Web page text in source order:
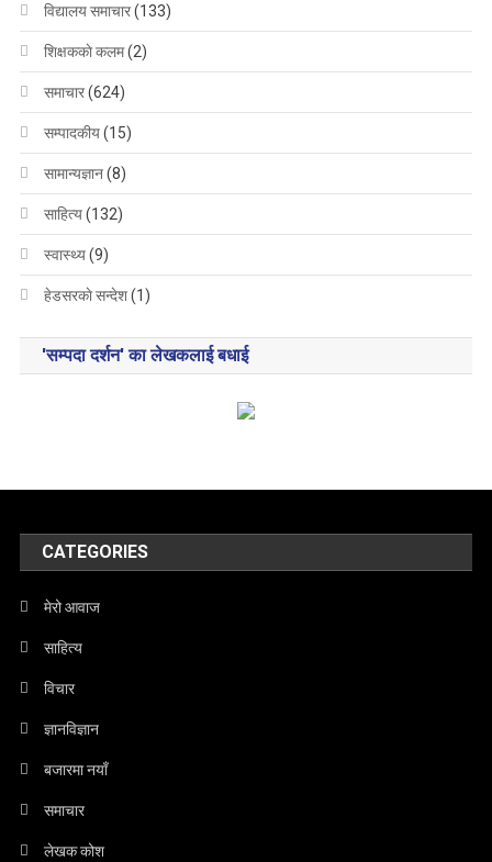
विद्यालय समाचार(133)
शिक्षककाे कलम(2)
समाचार(624)
सम्पादकीय(15)
सामान्यज्ञान(8)
साहित्य(132)
स्वास्थ्य(9)
हेडसरकाे सन्देश(1)
'सम्पदा दर्शन' का लेखकलाई बधाई
CATEGORIES
मेरो आवाज
साहित्य
विचार
ज्ञानविज्ञान
बजारमा नयाँ
समाचार
लेखक कोश